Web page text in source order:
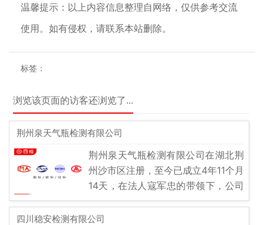
温馨提示：以上内容信息整理自网络，仅供参考交流
使用。如有侵权，请联系本站删除。
标签：
浏览该页面的访客还浏览了...
荆州泉天气瓶检测有限公司
荆州泉天气瓶检测有限公司在湖北荆
州沙市区注册，至今已成立4年11个月
14天，在法人寇军忠的带领下，公司
目前处于存续状态，如您需要荆州泉
天气瓶检测有限公司的产品与服务，
四川稳安检测有限公司